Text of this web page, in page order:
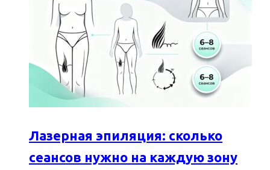
Лазерная эпиляция: сколько
сеансов нужно на каждую зону